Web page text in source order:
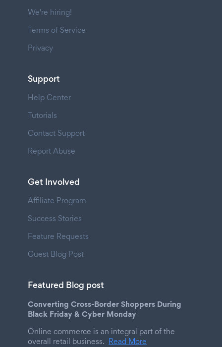
We're hiring!
Terms of Service
Privacy
Support
Help Center
Tutorials
Contact Support
Report Abuse
Get Involved
Affiliate Program
Success Stories
Feature Requests
Guest Blog Post
Featured Blog post
Converting Cross-Border Shoppers During
Black Friday & Cyber Monday
Online commerce is an integral part of the
overall retail business. Read More